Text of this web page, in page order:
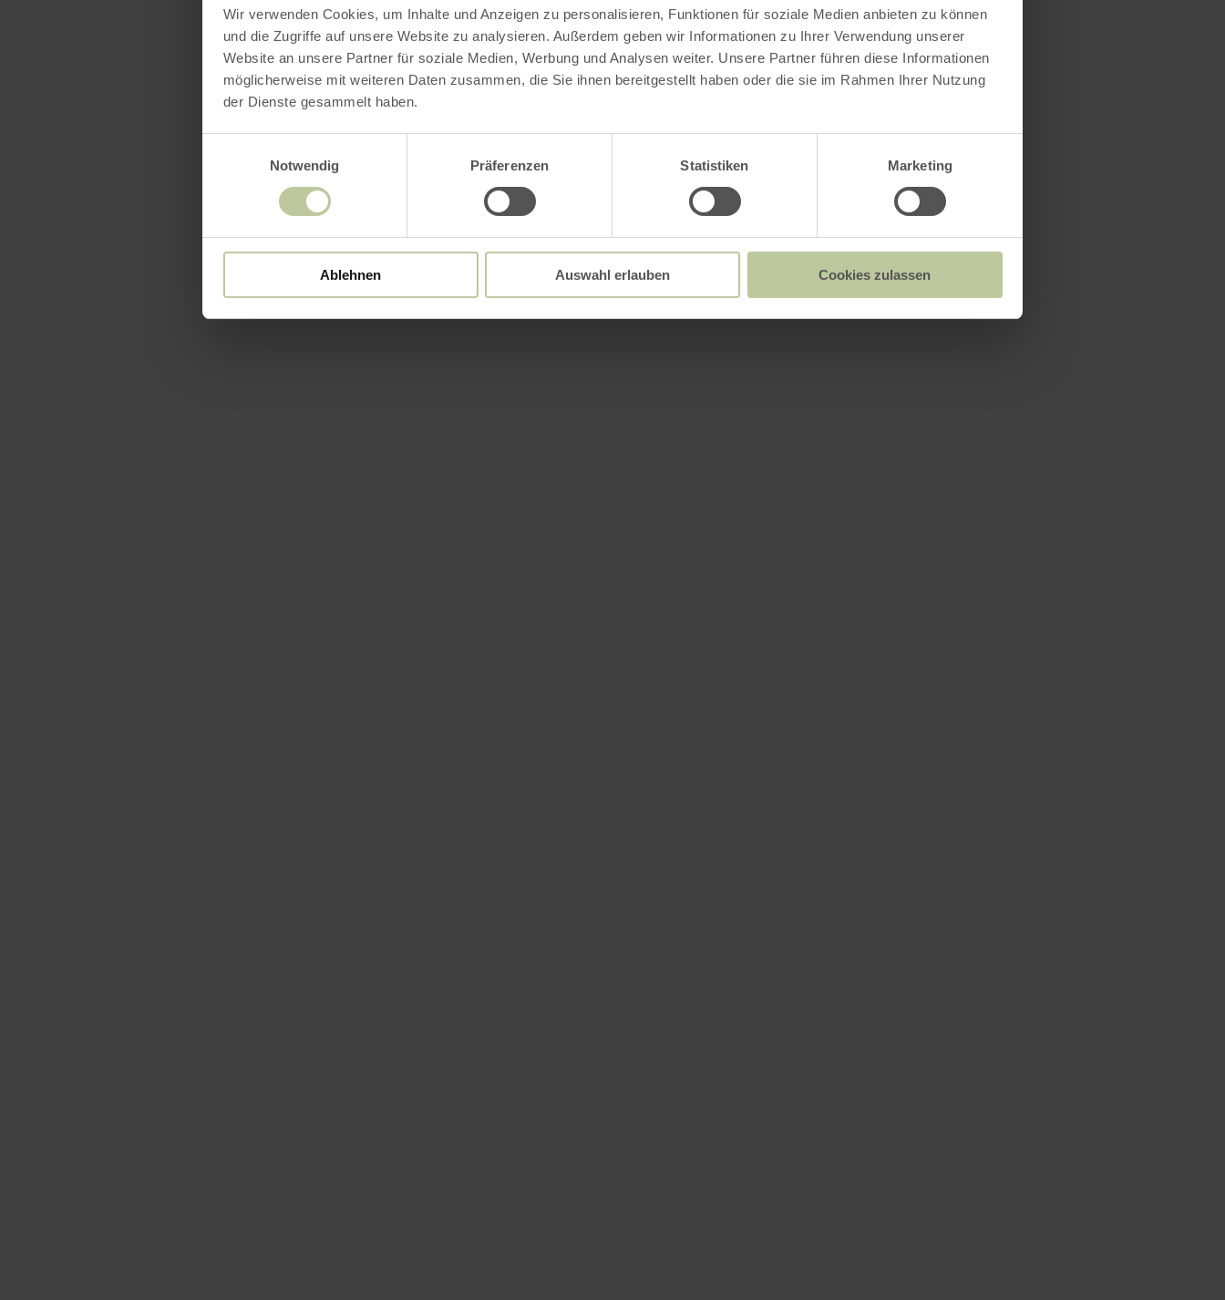
Wir verwenden Cookies, um Inhalte und Anzeigen zu personalisieren, Funktionen für soziale Medien anbieten zu können
und die Zugriffe auf unsere Website zu analysieren. Außerdem geben wir Informationen zu Ihrer Verwendung unserer
Website an unsere Partner für soziale Medien, Werbung und Analysen weiter. Unsere Partner führen diese Informationen
möglicherweise mit weiteren Daten zusammen, die Sie ihnen bereitgestellt haben oder die sie im Rahmen Ihrer Nutzung
der Dienste gesammelt haben.
Notwendig
Präferenzen Statistiken Marketing
Ablehnen Auswahl erlauben Cookies zulassen